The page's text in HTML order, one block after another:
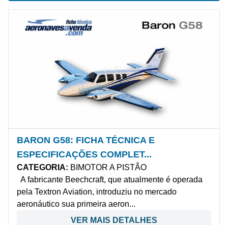
BARON G58: FICHA TÉCNICA E
ESPECIFICAÇÕES COMPLET...
CATEGORIA: BIMOTOR A PISTÃO
A fabricante Beechcraft, que atualmente é operada
pela Textron Aviation, introduziu no mercado
aeronáutico sua primeira aeron...
VER MAIS DETALHES